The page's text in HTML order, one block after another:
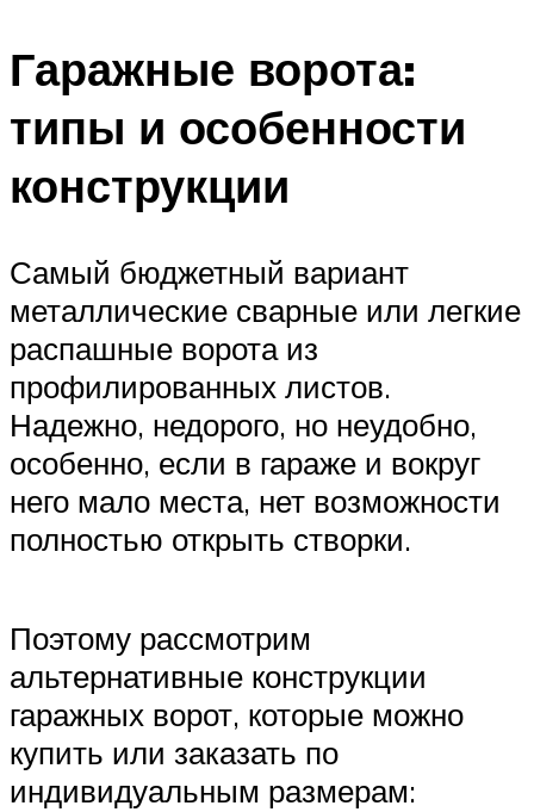
Гаражные ворота:
типы и особенности
конструкции
Самый бюджетный вариант
металлические сварные или легкие
распашные ворота из
профилированных листов.
Надежно, недорого, но неудобно,
особенно, если в гараже и вокруг
него мало места, нет возможности
полностью открыть створки.
Поэтому рассмотрим
альтернативные конструкции
гаражных ворот, которые можно
купить или заказать по
индивидуальным размерам: